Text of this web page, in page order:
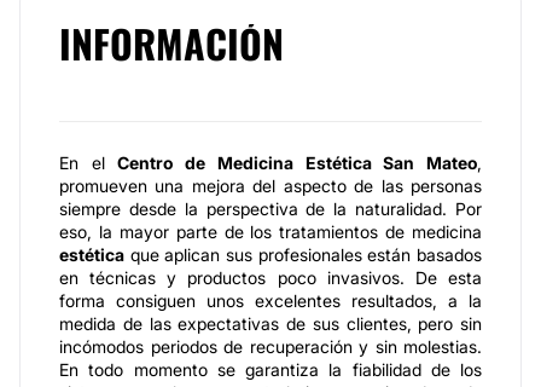
INFORMACIÓN
En elCentro de Medicina Estética San Mateo,
promueven una mejora del aspecto de las personas
siempre desde la perspectiva de la naturalidad. Por
eso, la mayor parte de los tratamientos de medicina
estética que aplican sus profesionales están basados
en técnicas y productos poco invasivos. De esta
forma consiguen unos excelentes resultados, a la
medida de las expectativas de sus clientes, pero sin
incómodos periodos de recuperación y sin molestias.
En todo momento se garantiza la fiabilidad de los